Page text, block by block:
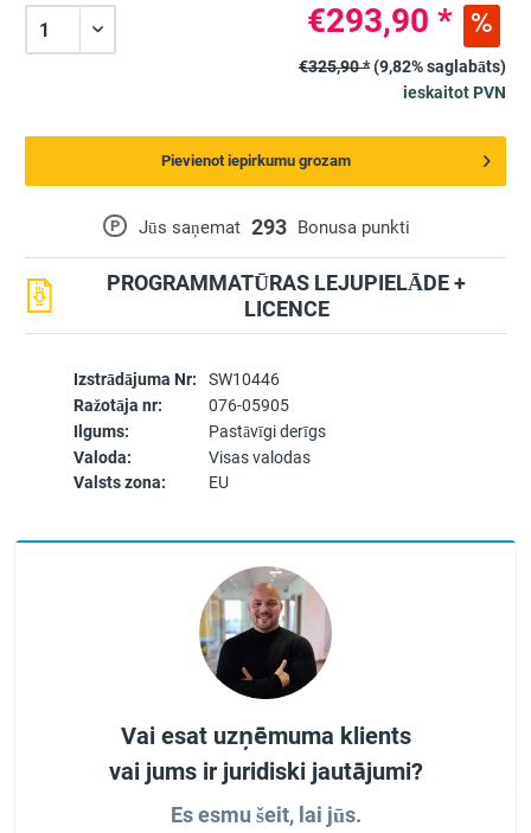
Izstrādājuma Nr:
SW10446
Ražotāja nr:
076-05905
Ilgums:
Pastāvīgi derīgs
Valoda:
Visas valodas
Valsts zona:
EU
P Jūs saņemat 293 Bonusa punkti
PROGRAMMATŪRAS LEJUPIELĀDE +
LICENCE
€293,90 *
€325,90 *(9,82% saglabāts)
ieskaitot PVN
Pievienot iepirkumu grozam
Vai esat uzņēmuma klients
vai jums ir juridiski jautājumi?
Es esmu šeit, lai jūs.